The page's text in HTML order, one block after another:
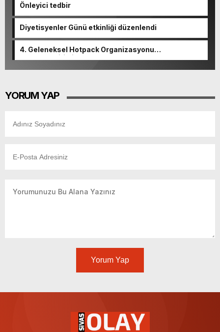
Önleyici tedbir
Diyetisyenler Günü etkinliği düzenlendi
4. Geleneksel Hotpack Organizasyonu
Gerçekleştirildi
YORUM YAP
Yorum Yap